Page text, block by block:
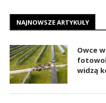
NAJNOWSZE ARTYKUŁY
Owce
widzą